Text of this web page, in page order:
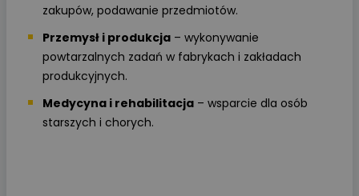
zakupów, podawanie przedmiotów.
Przemysł i produkcja – wykonywanie
powtarzalnych zadań w fabrykach i zakładach
produkcyjnych.
Medycyna i rehabilitacja – wsparcie dla osób
starszych i chorych.